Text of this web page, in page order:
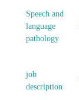
Speech and
language
pathology
job
description